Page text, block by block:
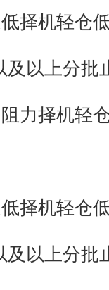
择机轻仓
以上分批
力择机轻
择机轻仓
以上分批